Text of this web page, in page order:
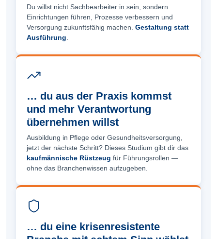
Du willst nicht Sachbearbeiter:in sein, sondern
Einrichtungen führen, Prozesse verbessern und
Versorgung zukunftsfähig machen.Gestaltung statt
Ausführung
… du aus der Praxis kommst
und mehr Verantwortung
übernehmen willst
Ausbildung in Pflege oder Gesundheitsversorgung,
jetzt der nächste Schritt? Dieses Studium gibt dir das
kaufmännische Rüstzeug für Führungsrollen —
ohne das Branchenwissen aufzugeben.
… du eine krisenresistente